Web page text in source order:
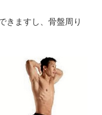
きますし、骨盤周り